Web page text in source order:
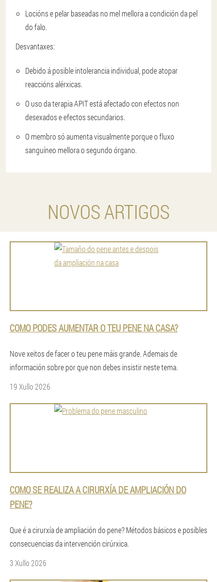
Locións e pelar baseadas no mel mellora a condición da pel
do falo.
Desvantaxes:
Debido á posible intolerancia individual, pode atopar
reaccións alérxicas.
O uso da terapia APIT está afectado con efectos non
desexados e efectos secundarios.
O membro só aumenta visualmente porque o fluxo
sanguíneo mellora o segundo órgano.
NOVOS ARTIGOS
COMO PODES AUMENTAR O TEU PENE NA CASA?
Nove xeitos de facer o teu pene máis grande. Ademais de
información sobre por que non debes insistir neste tema.
19 Xullo 2026
COMO SE REALIZA A CIRURXÍA DE AMPLIACIÓN DO
PENE?
Que é a cirurxía de ampliación do pene? Métodos básicos e posibles
consecuencias da intervención cirúrxica.
3 Xullo 2026